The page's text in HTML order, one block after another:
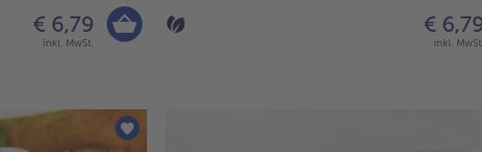
€ 6,79
inkl. MwSt.
€
inkl.